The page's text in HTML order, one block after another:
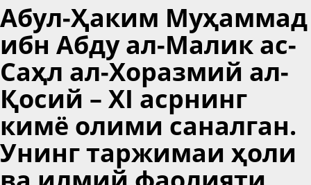
Абул-Ҳаким Муҳаммад
ибн Абду ал-Малик ас-
Саҳл ал-Хоразмий ал-
Қосий – ХI асрнинг
кимё олими саналган.
Унинг таржимаи ҳоли